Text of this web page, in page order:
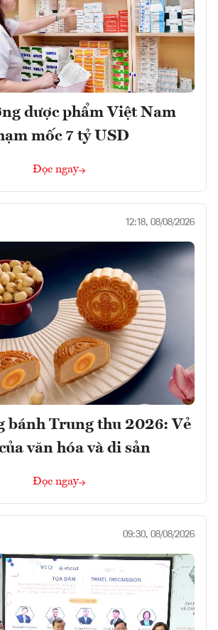
dược phẩm Việt Nam
mốc 7 tỷ USD
Đọc ngay
12:18, 08/08/2026
bánh Trung thu 2026: Vẻ
văn hóa và di sản
Đọc ngay
09:30, 08/08/2026